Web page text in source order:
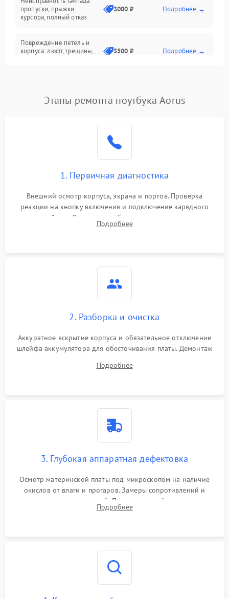
Сеть и интернет
пропуски, прыжки
курсора, полный отказ
3000 ₽ Подробнее →
Повреждение петель и
корпуса: люфт, трещины,
3500 ₽ Подробнее →
невозможность зарядки,
2500 ₽ Подробнее →
2000 ₽
Перегрев из‑за пыли,
неисправности кулера
Выход из строя SSD или
HDD: медленная загрузка,
2000 ₽
Проблемы Wi‑Fi или
Этапы ремонта ноутбука Aorus
1. Первичная диагностика
Внешний осмотр корпуса, экрана и портов. Проверка
реакции на кнопку включения и подключение зарядного
устройства. Оценка потребления тока с помощью
лабораторного блока питания для локализации проблемы.
Подробнее
2. Разборка и очистка
Аккуратное вскрытие корпуса и обязательное отключение
шлейфа аккумулятора для обесточивания платы. Демонтаж
высохшей термопасты с кристаллов чипов.
Подробнее
3. Глубокая аппаратная дефектовка
Осмотр материнской платы под микроскопом на наличие
окислов от влаги и прогаров. Замеры сопротивлений и
дежурных напряжений. Проверка цепей питания,
мультиконтроллера, процессора и видеочипа.
Подробнее